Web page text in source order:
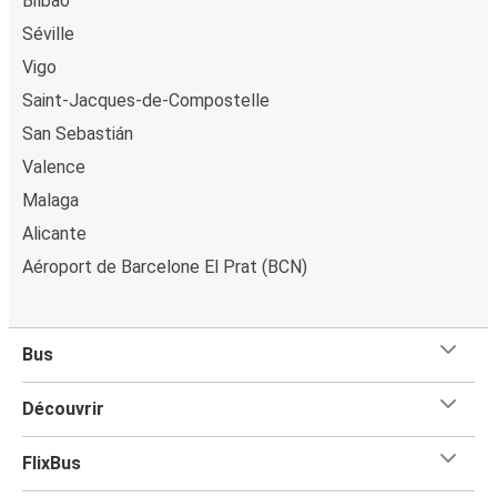
Séville
Vigo
Saint-Jacques-de-Compostelle
San Sebastián
Valence
Malaga
Alicante
Aéroport de Barcelone El Prat (BCN)
Bus
Découvrir
FlixBus